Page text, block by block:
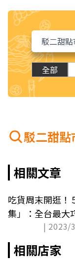
全部
駁二甜點
相關文章
吃貨周末開逛！
集」：全台最大
| 2023/
相關店家